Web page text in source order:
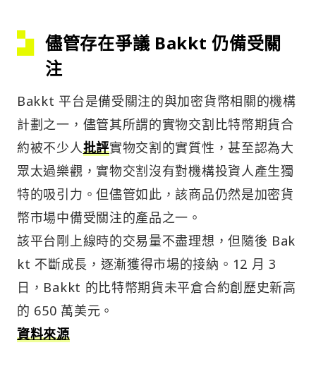
儘管存在爭議 Bakkt 仍備受關
注
Bakkt 平台是備受關注的與加密貨幣相關的機構
計劃之一，儘管其所謂的實物交割比特幣期貨合
約被不少人批評實物交割的實質性，甚至認為大
眾太過樂觀，實物交割沒有對機構投資人產生獨
特的吸引力。但儘管如此，該商品仍然是加密貨
幣市場中備受關注的產品之一。
該平台剛上線時的交易量不盡理想，但隨後 Bak
kt 不斷成長，逐漸獲得市場的接納。12 月 3
日，Bakkt 的比特幣期貨未平倉合約創歷史新高
的 650 萬美元。
資料來源